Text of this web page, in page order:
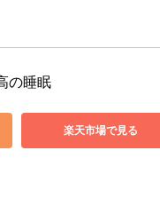
の睡眠
楽天市場で見る